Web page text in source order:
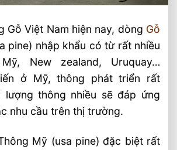
Gỗ Việt Nam hiện nay, dòng Gỗ
pine) nhập khẩu có từ rất nhiều
New zealand, Uruquay…
ở Mỹ, thông phát triển rất
lượng thông nhiều sẽ đáp ứng
nhu cầu trên thị trường.
Mỹ (usa pine) đặc biệt rất